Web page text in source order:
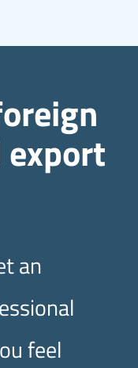
export
an
feel